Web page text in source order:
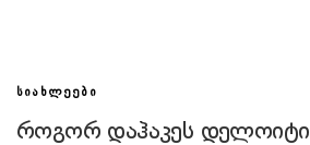
ᲡᲘᲐᲮᲚᲔᲔᲑᲘ
როგორ დაჰაკეს დელოიტი